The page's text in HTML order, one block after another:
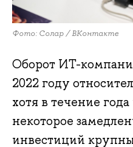
Фото: Солар / ВКонтакте
Оборот ИТ-
2022 году
хотя в течение
некоторое
инвестиций